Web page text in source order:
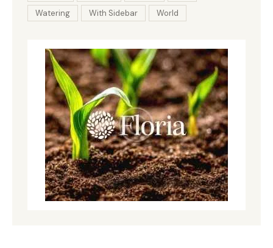
Watering
With Sidebar World